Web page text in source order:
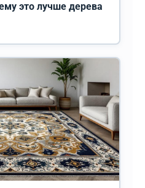
это лучше дерева